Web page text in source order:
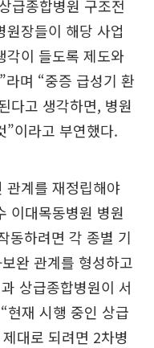
급종합병원 구조전
장들이 해당 사업
각이 들도록 제도와
며 “중증 급성기 환
다고 생각하면, 병원
”이라고 부연했다.
관계를 재정립해야
이대목동병원 병원
동하려면 각 종별 기
완 관계를 형성하고
상급종합병원이 서
현재 시행 중인 상급
대로 되려면 2차병